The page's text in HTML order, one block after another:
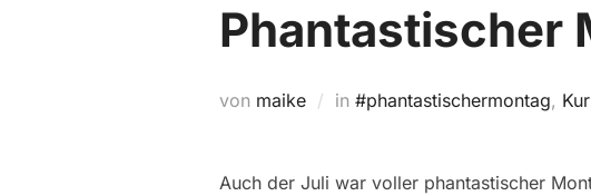
Phantastischer
von maike in #phantastischermontag,
Auch der Juli war voller phantastischer